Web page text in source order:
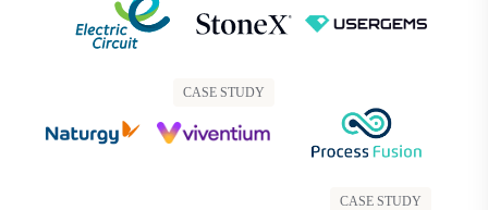
CASE STUDY
CASE STUDY